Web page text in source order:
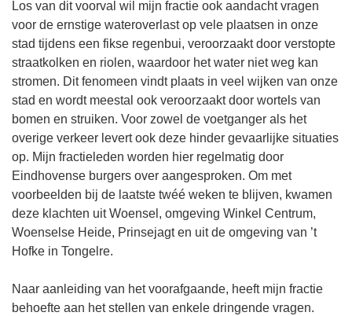
Los van dit voorval wil mijn fractie ook aandacht vragen
voor de ernstige wateroverlast op vele plaatsen in onze
stad tijdens een fikse regenbui, veroorzaakt door verstopte
straatkolken en riolen, waardoor het water niet weg kan
stromen. Dit fenomeen vindt plaats in veel wijken van onze
stad en wordt meestal ook veroorzaakt door wortels van
bomen en struiken. Voor zowel de voetganger als het
overige verkeer levert ook deze hinder gevaarlijke situaties
op. Mijn fractieleden worden hier regelmatig door
Eindhovense burgers over aangesproken. Om met
voorbeelden bij de laatste twéé weken te blijven, kwamen
deze klachten uit Woensel, omgeving Winkel Centrum,
Woenselse Heide, Prinsejagt en uit de omgeving van ’t
Hofke in Tongelre.
Naar aanleiding van het voorafgaande, heeft mijn fractie
behoefte aan het stellen van enkele dringende vragen.